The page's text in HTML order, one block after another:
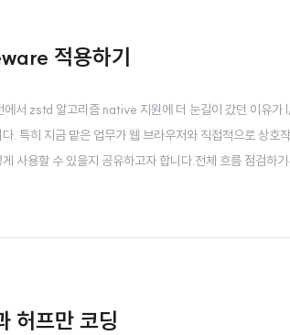
적용하기
에서 zstd 알고리즘 native 지원에 더 눈길이 갔던 이유
. 특히 지금 맡은 업무가 웹 브라우저와 직접적으로 상
용할 수 있을지 공유하고자 합니다.전체 흐름 점검하기
프만 코딩